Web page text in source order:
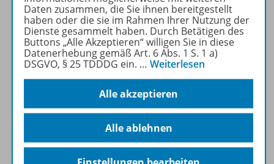
Produktinformationen
Zugehörige Produkte
Daten zusammen, die Sie ihnen bereitgestellt
haben oder die sie im Rahmen Ihrer Nutzung der
Dienste gesammelt haben. Durch Betätigen des
Buttons „Alle Akzeptieren“ willigen Sie in diese
Datenerhebung gemäß Art. 6 Abs. 1 S. 1 a)
DSGVO, § 25 TDDDG ein. … Weiterlesen
Alle akzeptieren
Alle ablehnen